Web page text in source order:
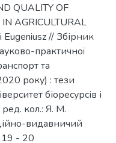
QUALITY OF
AGRICULTURAL
// Збірник
практичної
та
року) : тези
біоресурсів і
кол.: Я. М.
видавничий
19 - 20